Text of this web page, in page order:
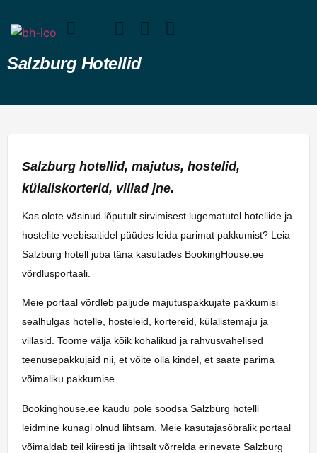
Salzburg Hotellid
Salzburg hotellid, majutus, hostelid,
külaliskorterid, villad jne.
Kas olete väsinud lõputult sirvimisest lugematutel hotellide ja
hostelite veebisaitidel püüdes leida parimat pakkumist? Leia
Salzburg hotell juba täna kasutades BookingHouse.ee
võrdlusportaali.
Meie portaal võrdleb paljude majutuspakkujate pakkumisi
sealhulgas hotelle, hosteleid, kortereid, külalistemaju ja
villasid. Toome välja kõik kohalikud ja rahvusvahelised
teenusepakkujaid nii, et võite olla kindel, et saate parima
võimaliku pakkumise.
Bookinghouse.ee kaudu pole soodsa Salzburg hotelli
leidmine kunagi olnud lihtsam. Meie kasutajasõbralik portaal
võimaldab teil kiiresti ja lihtsalt võrrelda erinevate Salzburg